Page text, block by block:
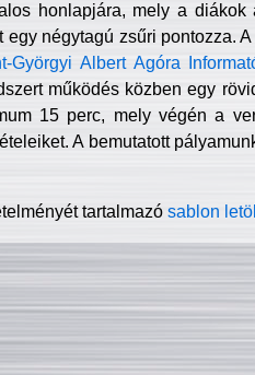
honlapjára, mely a
négytagú zsűri pontozza.
Györgyi Albert Agóra
működés közben egy
15 perc, mely végén a
A bemutatott
tartalmazósablon